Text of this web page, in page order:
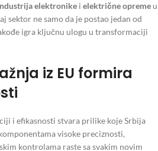
elektronike i električne opreme u
sektor ne samo da je postao jedan od
igra ključnu ulogu u transformaciji
iz EU formira
i efikasnosti stvara prilike koje Srbija
visoke preciznosti,
kontrolama raste sa svakim novim